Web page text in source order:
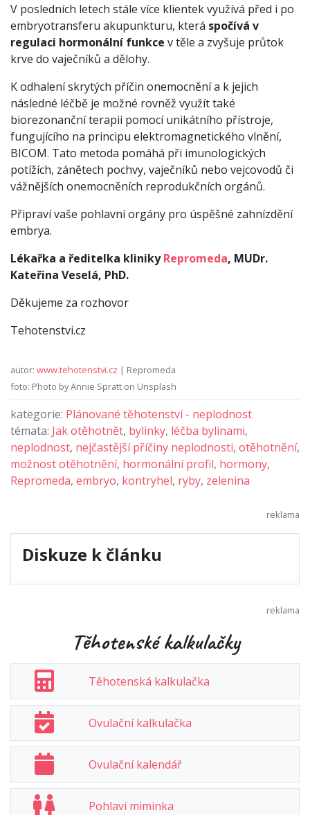
V posledních letech stále více klientek využívá před i po
embryotransferu akupunkturu, která spočívá v
regulaci hormonální funkce v těle a zvyšuje průtok
krve do vaječníků a dělohy.
K odhalení skrytých příčin onemocnění a k jejich
následné léčbě je možné rovněž využít také
biorezonanční terapii pomocí unikátního přístroje,
fungujícího na principu elektromagnetického vlnění,
BICOM. Tato metoda pomáhá při imunologických
potížích, zánětech pochvy, vaječníků nebo vejcovodů či
vážnějších onemocněních reprodukčních orgánů.
Připraví vaše pohlavní orgány pro úspěšné zahnízdění
embrya.
Lékařka a ředitelka klinikyRepromeda, MUDr.
Kateřina Veselá, PhD.
Děkujeme za rozhovor
Tehotenstvi.cz
autor: www.tehotenstvi.cz | Repromeda
foto: Photo by Annie Spratt on Unsplash
kategorie: Plánované těhotenství - neplodnost
témata: Jak otěhotnět, bylinky, léčba bylinami,
neplodnost, nejčastější příčiny neplodnosti, otěhotnění,
možnost otěhotnění, hormonální profil, hormony,
Repromeda, embryo, kontryhel, ryby, zelenina
Diskuze k článku
Těhotenské kalkulačky
Těhotenská kalkulačka
Ovulační kalkulačka
Ovulační kalendář
Pohlaví miminka